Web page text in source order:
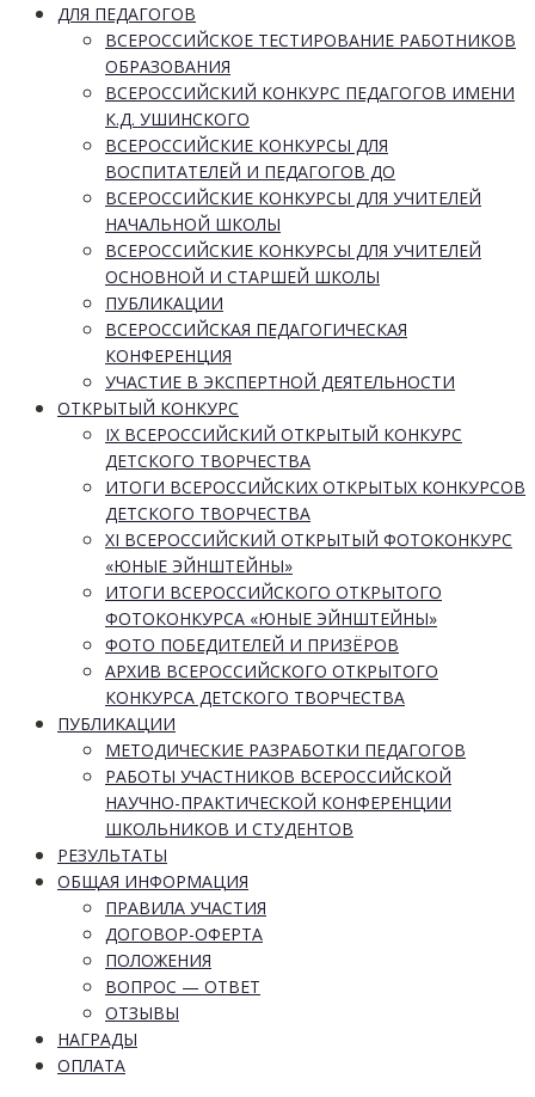
ДЛЯ ПЕДАГОГОВ
ВСЕРОССИЙСКОЕ ТЕСТИРОВАНИЕ РАБОТНИКОВ
ОБРАЗОВАНИЯ
ВСЕРОССИЙСКИЙ КОНКУРС ПЕДАГОГОВ ИМЕНИ
К.Д. УШИНСКОГО
ВСЕРОССИЙСКИЕ КОНКУРСЫ ДЛЯ
ВОСПИТАТЕЛЕЙ И ПЕДАГОГОВ ДО
ВСЕРОССИЙСКИЕ КОНКУРСЫ ДЛЯ УЧИТЕЛЕЙ
НАЧАЛЬНОЙ ШКОЛЫ
ВСЕРОССИЙСКИЕ КОНКУРСЫ ДЛЯ УЧИТЕЛЕЙ
ОСНОВНОЙ И СТАРШЕЙ ШКОЛЫ
ПУБЛИКАЦИИ
ВСЕРОССИЙСКАЯ ПЕДАГОГИЧЕСКАЯ
КОНФЕРЕНЦИЯ
УЧАСТИЕ В ЭКСПЕРТНОЙ ДЕЯТЕЛЬНОСТИ
ОТКРЫТЫЙ КОНКУРС
IX ВСЕРОССИЙСКИЙ ОТКРЫТЫЙ КОНКУРС
ДЕТСКОГО ТВОРЧЕСТВА
ИТОГИ ВСЕРОССИЙСКИХ ОТКРЫТЫХ КОНКУРСОВ
ДЕТСКОГО ТВОРЧЕСТВА
XI ВСЕРОССИЙСКИЙ ОТКРЫТЫЙ ФОТОКОНКУРС
«ЮНЫЕ ЭЙНШТЕЙНЫ»
ИТОГИ ВСЕРОССИЙСКОГО ОТКРЫТОГО
ФОТОКОНКУРСА «ЮНЫЕ ЭЙНШТЕЙНЫ»
ФОТО ПОБЕДИТЕЛЕЙ И ПРИЗЁРОВ
АРХИВ ВСЕРОССИЙСКОГО ОТКРЫТОГО
КОНКУРСА ДЕТСКОГО ТВОРЧЕСТВА
ПУБЛИКАЦИИ
МЕТОДИЧЕСКИЕ РАЗРАБОТКИ ПЕДАГОГОВ
РАБОТЫ УЧАСТНИКОВ ВСЕРОССИЙСКОЙ
НАУЧНО-ПРАКТИЧЕСКОЙ КОНФЕРЕНЦИИ
ШКОЛЬНИКОВ И СТУДЕНТОВ
РЕЗУЛЬТАТЫ
ОБЩАЯ ИНФОРМАЦИЯ
ПРАВИЛА УЧАСТИЯ
ДОГОВОР-ОФЕРТА
ПОЛОЖЕНИЯ
ВОПРОС — ОТВЕТ
ОТЗЫВЫ
НАГРАДЫ
ОПЛАТА